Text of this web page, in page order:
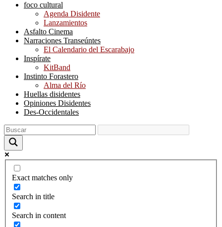
foco cultural
Agenda Disidente
Lanzamientos
Asfalto Cinema
Narraciones Transeúntes
El Calendario del Escarabajo
Inspírate
KitBand
Instinto Forastero
Alma del Río
Huellas disidentes
Opiniones Disidentes
Des-Occidentales
Exact matches only
Search in title
Search in content